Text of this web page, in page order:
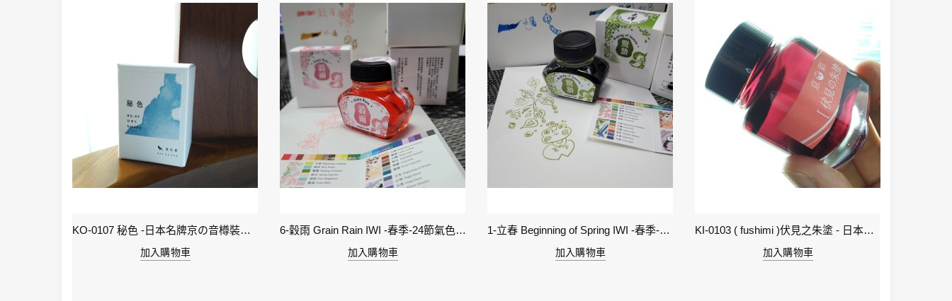
KO-0107 秘色 -日本名牌京の音樽裝鋼筆墨水 4573356130234 - 40ml
加入購物車
6-穀雨 Grain Rain IWI -春季-24節氣色澤鋼筆墨水
加入購物車
1-立春 Beginning of Spring IWI -春季-24節氣色澤鋼筆墨水
加入購物車
KI-0103 ( fushimi )伏見之朱塗 - 日本名牌京彩樽裝鋼筆墨水40ml
加入購物車